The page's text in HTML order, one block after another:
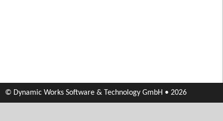
© Dynamic Works Software & Technology GmbH • 2026